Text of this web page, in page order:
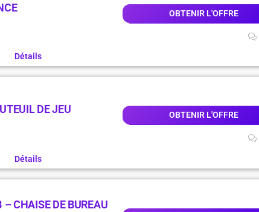
OBTENIR L'OFFRE
Détails
DE JEU OBTENIR L'OFFRE
Détails
– CHAISE DE BUREAU